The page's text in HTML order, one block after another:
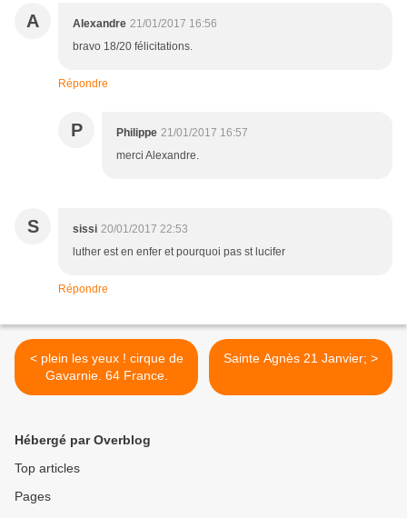
A Alexandre 21/01/2017 16:56
bravo 18/20 félicitations.
Répondre
P Philippe 21/01/2017 16:57
merci Alexandre.
S sissi 20/01/2017 22:53
luther est en enfer et pourquoi pas st lucifer
Répondre
< plein les yeux ! cirque de
Gavarnie. 64 France.
Sainte Agnès 21 Janvier; >
Hébergé par Overblog
Top articles
Pages